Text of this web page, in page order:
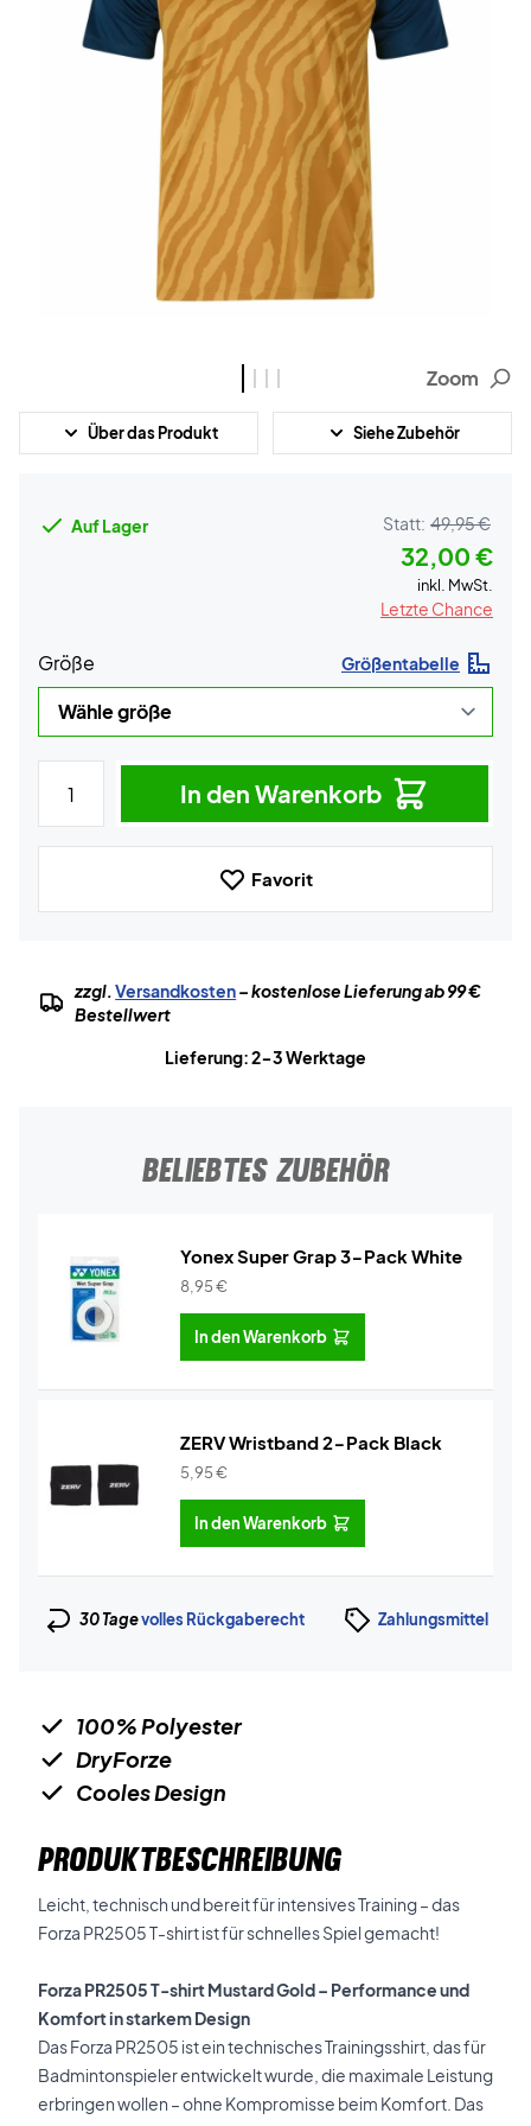
Zoom
Über das Produkt Siehe Zubehör
Auf Lager Statt: 49,95 €
32,00 €
inkl. MwSt.
Letzte Chance
Größe Größentabelle
In den Warenkorb
Favorit
zzgl.Versandkosten– kostenlose Lieferung ab 99 €
Bestellwert
Lieferung: 2-3 Werktage
BELIEBTES ZUBEHÖR
Yonex Super Grap 3-Pack White
8,95€
In den Warenkorb
ZERV Wristband 2-Pack Black
5,95€
In den Warenkorb
30 Tagevolles Rückgaberecht Zahlungsmittel
100% Polyester
DryForze
Cooles Design
PRODUKTBESCHREIBUNG
Leicht, technisch und bereit für intensives Training – das
Forza PR2505 T-shirt ist für schnelles Spiel gemacht!
Forza PR2505 T-shirt Mustard Gold – Performance und
Komfort in starkem Design
Das Forza PR2505 ist ein technisches Trainingsshirt, das für
Badmintonspieler entwickelt wurde, die maximale Leistung
erbringen wollen – ohne Kompromisse beim Komfort. Das